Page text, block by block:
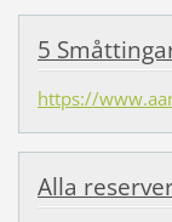
5
https://
Alla